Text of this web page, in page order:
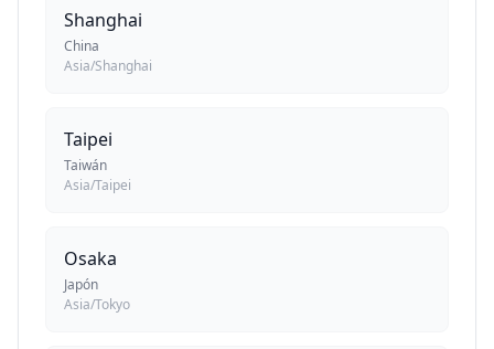
Shanghai
China
Asia/Shanghai
Taipei
Taiwán
Asia/Taipei
Osaka
Japón
Asia/Tokyo